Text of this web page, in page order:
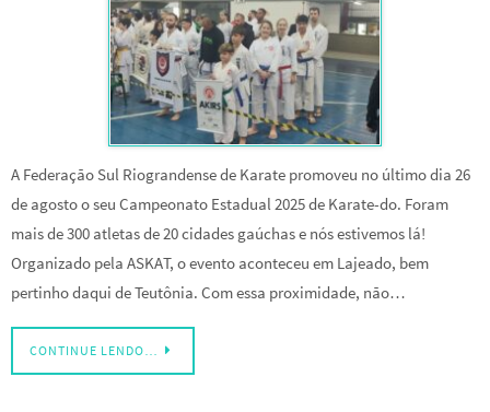
A Federação Sul Riograndense de Karate promoveu no último dia 26
de agosto o seu Campeonato Estadual 2025 de Karate-do. Foram
mais de 300 atletas de 20 cidades gaúchas e nós estivemos lá!
Organizado pela ASKAT, o evento aconteceu em Lajeado, bem
pertinho daqui de Teutônia. Com essa proximidade, não…
CONTINUE LENDO…